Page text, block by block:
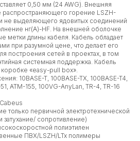
0,50 мм (24 AWG). Внешняя
распространяющего горение LSZH-
не выделяющего ядовитых соединений
нг(A)-HF. На внешней оболочке
метки длины кабеля. Кабель обладает
при разумной цене, что делает его
построения сетей в проектах, в том
системная поддержка. Кабель
коробке «easy-pull box».
10BASE-T, 100BASE-TX, 100BASE-T4,
ATM-155, 100VG-AnyLan, TR-4, TR-16
только первичной электротехнической
затухание/ сопротивление)
полиэтилен
ПВХ/LSZH/LTx полимеры